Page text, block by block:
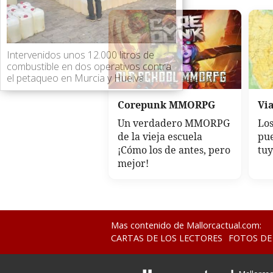
Corepunk MMORPG
Un verdadero MMORPG
de la vieja escuela
¡Cómo los de antes, pero
mejor!
Intervenidos unos 12.000 litros de
combustible en dos operativos contra
el petaqueo en Murcia y Huelva
Mas contenido de Mallorcactual.com:
CARTAS DE LOS LECTORES
FOTOS